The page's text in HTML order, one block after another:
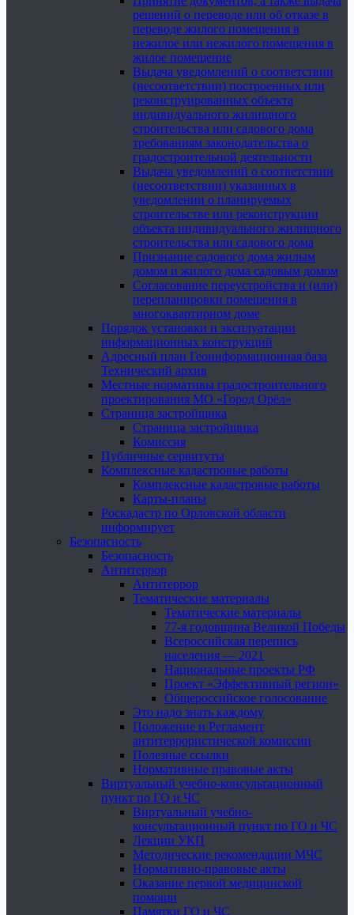
решений о переводе или об отказе в
переводе жилого помещения в
нежилое или нежилого помещения в
жилое помещение
Выдача уведомлений о соответствии
(несоответствии) построенных или
реконструированных объекта
индивидуального жилищного
строительства или садового дома
требованиям законодательства о
градостроительной деятельности
Выдача уведомлений о соответствии
(несоответствии) указанных в
уведомлении о планируемых
строительстве или реконструкции
объекта индивидуального жилищного
строительства или садового дома
Признание садового дома жилым
домом и жилого дома садовым домом
Согласование переустройства и (или)
перепланировки помещения в
многоквартирном доме
Порядок установки и эксплуатации
информационных конструкций
Адресный план Геоинформационная база
Технический архив
Местные нормативы градостроительного
проектирования МО «Город Орёл»
Страница застройщика
Страница застройщика
Комиссия
Публичные сервитуты
Комплексные кадастровые работы
Комплексные кадастровые работы
Карты-планы
Роскадастр по Орловской области
информирует
Безопасность
Безопасность
Антитеррор
Антитеррор
Тематические материалы
Тематические материалы
77-я годовщина Великой Победы
Всероссийская перепись
населения — 2021
Национальные проекты РФ
Проект «Эффективный регион»
Общероссийское голосование
Это надо знать каждому
Положение и Регламент
антитеррористической комиссии
Полезные ссылки
Нормативные правовые акты
Виртуальный учебно-консультационный
пункт по ГО и ЧС
Виртуальный учебно-
консультационный пункт по ГО и ЧС
Лекции УКП
Методические рекомендации МЧС
Нормативно-правовые акты
Оказание первой медицинской
помощи
Памятки ГО и ЧС